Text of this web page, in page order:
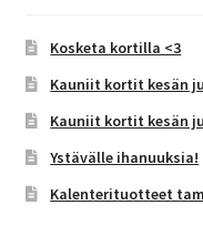
Kosketa kortilla <3
Kauniit kortit kesän
Kauniit kortit kesän
Ystävälle ihanuuksia!
Kalenterituotteet